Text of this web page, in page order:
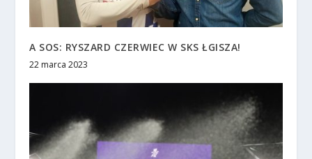
A SOS: RYSZARD CZERWIEC W SKS ŁGISZA!
22 marca 2023